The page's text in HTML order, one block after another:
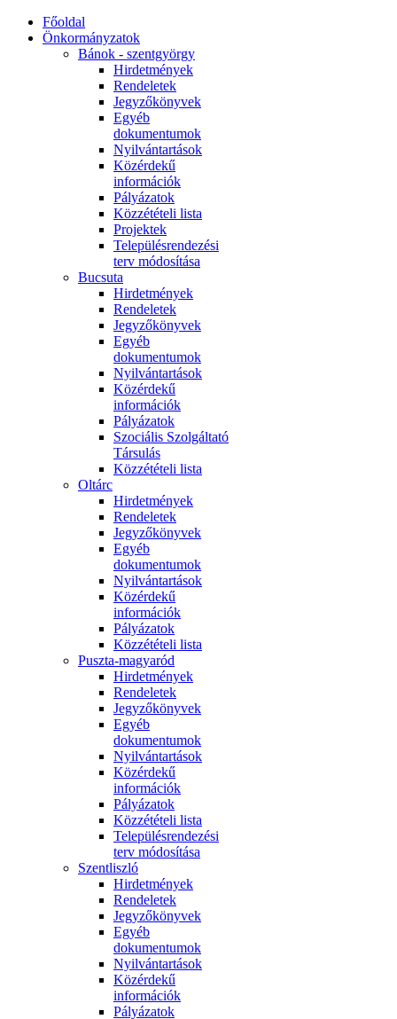
Főoldal
Önkormányzatok
Bánok - szentgyörgy
Hirdetmények
Rendeletek
Jegyzőkönyvek
Egyéb
dokumentumok
Nyilvántartások
Közérdekű
információk
Pályázatok
Közzétételi lista
Projektek
Településrendezési
terv módosítása
Bucsuta
Hirdetmények
Rendeletek
Jegyzőkönyvek
Egyéb
dokumentumok
Nyilvántartások
Közérdekű
információk
Pályázatok
Szociális Szolgáltató
Társulás
Közzétételi lista
Oltárc
Hirdetmények
Rendeletek
Jegyzőkönyvek
Egyéb
dokumentumok
Nyilvántartások
Közérdekű
információk
Pályázatok
Közzétételi lista
Puszta-magyaród
Hirdetmények
Rendeletek
Jegyzőkönyvek
Egyéb
dokumentumok
Nyilvántartások
Közérdekű
információk
Pályázatok
Közzétételi lista
Településrendezési
terv módosítása
Szentliszló
Hirdetmények
Rendeletek
Jegyzőkönyvek
Egyéb
dokumentumok
Nyilvántartások
Közérdekű
információk
Pályázatok